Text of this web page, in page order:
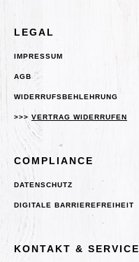
LEGAL
IMPRESSUM
AGB
WIDERRUFSBEHLEHRUNG
>>> VERTRAG WIDERRUFEN
COMPLIANCE
DATENSCHUTZ
DIGITALE BARRIEREFREIHEIT
KONTAKT & SERVICE